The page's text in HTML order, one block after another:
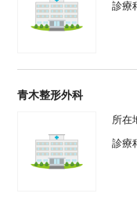
診療
青木整形外科
所在
診療